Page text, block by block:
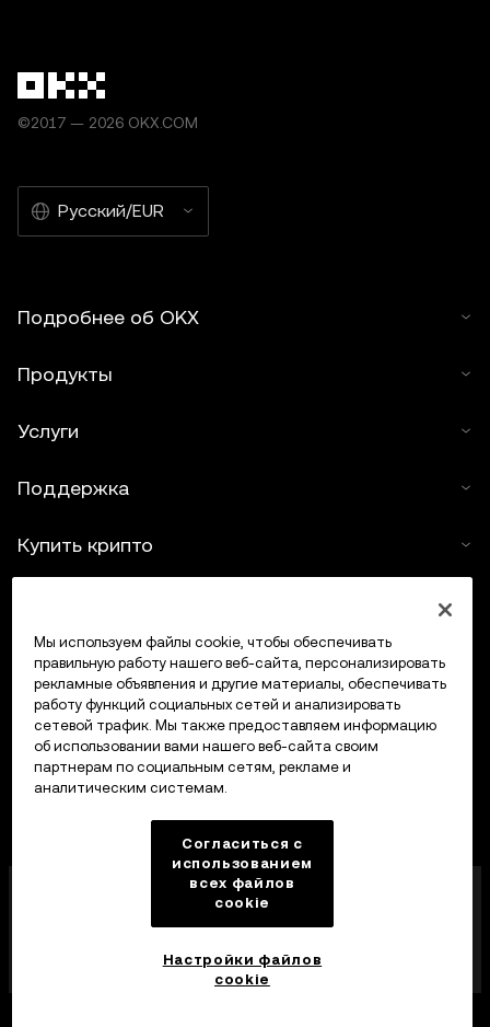
©2017 — 2026 OKX.COM
Русский/EUR
Подробнее об OKX
Продукты
Услуги
Поддержка
Купить крипто
Трейдинг
Компания OKX Europe Limited, работающая под
торговой маркой OKX, получила лицензию
поставщика услуг в сфере криптоактивов от MFSA
в соответствии со статьей 28 Закона о рынках
криптоактивов (глава 647 Свода законов Мальты).
Мы используем файлы cookie, чтобы обеспечивать
правильную работу нашего веб-сайта, персонализировать
рекламные объявления и другие материалы, обеспечивать
работу функций социальных сетей и анализировать
сетевой трафик. Мы также предоставляем информацию
об использовании вами нашего веб-сайта своим
партнерам по социальным сетям, рекламе и
аналитическим системам.
Согласиться с
использованием
всех файлов
cookie
Настройки файлов
cookie